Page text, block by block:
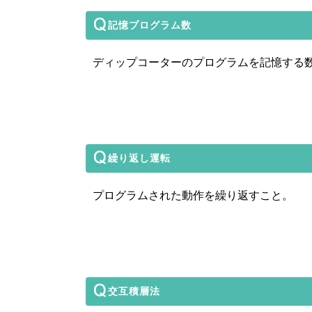
記憶プログラム数
ディップコーターのプログラムを記憶する
繰り返し運転
プログラムされた動作を繰り返すこと。
交互積層法